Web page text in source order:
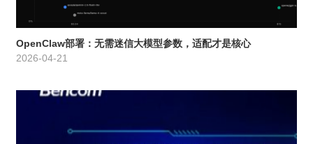
OpenClaw部署：无需迷信大模型参数，适配才是核心
2026-04-21